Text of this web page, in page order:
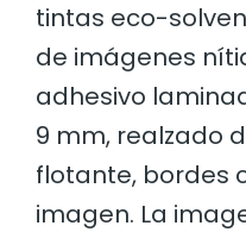
tintas eco-
de imágenes
adhesivo
9 mm, realzado
flotante, bordes
imagen. La